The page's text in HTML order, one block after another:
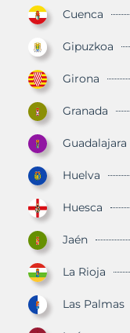
Cuenca
Gipuzkoa
Girona
Granada
Guadalajara
Huelva
Huesca
Jaén
La Rioja
Las Palmas